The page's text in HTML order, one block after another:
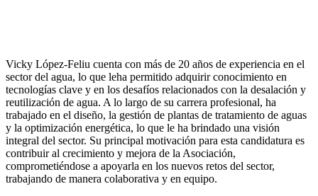
Vicky López-Feliu cuenta con más de 20 años de experiencia en el
sector del agua, lo que leha permitido adquirir conocimiento en
tecnologías clave y en los desafíos relacionados con la desalación y
reutilización de agua. A lo largo de su carrera profesional, ha
trabajado en el diseño, la gestión de plantas de tratamiento de aguas
y la optimización energética, lo que le ha brindado una visión
integral del sector. Su principal motivación para esta candidatura es
contribuir al crecimiento y mejora de la Asociación,
comprometiéndose a apoyarla en los nuevos retos del sector,
trabajando de manera colaborativa y en equipo.